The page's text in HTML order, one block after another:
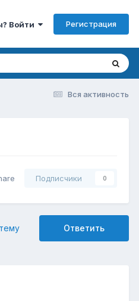
Войти Регистрация
Вся активность
Подписчики 0
Ответить